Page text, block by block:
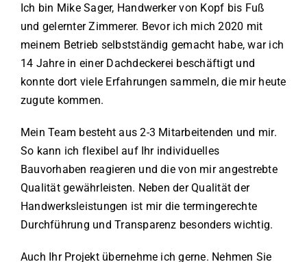
Ich bin Mike Sager, Handwerker von Kopf bis Fuß
und gelernter Zimmerer. Bevor ich mich 2020 mit
meinem Betrieb selbstständig gemacht habe, war ich
14 Jahre in einer Dachdeckerei beschäftigt und
konnte dort viele Erfahrungen sammeln, die mir heute
zugute kommen.
Mein Team besteht aus 2-3 Mitarbeitenden und mir.
So kann ich flexibel auf Ihr individuelles
Bauvorhaben reagieren und die von mir angestrebte
Qualität gewährleisten. Neben der Qualität der
Handwerksleistungen ist mir die termingerechte
Durchführung und Transparenz besonders wichtig.
Auch Ihr Projekt übernehme ich gerne. Nehmen Sie